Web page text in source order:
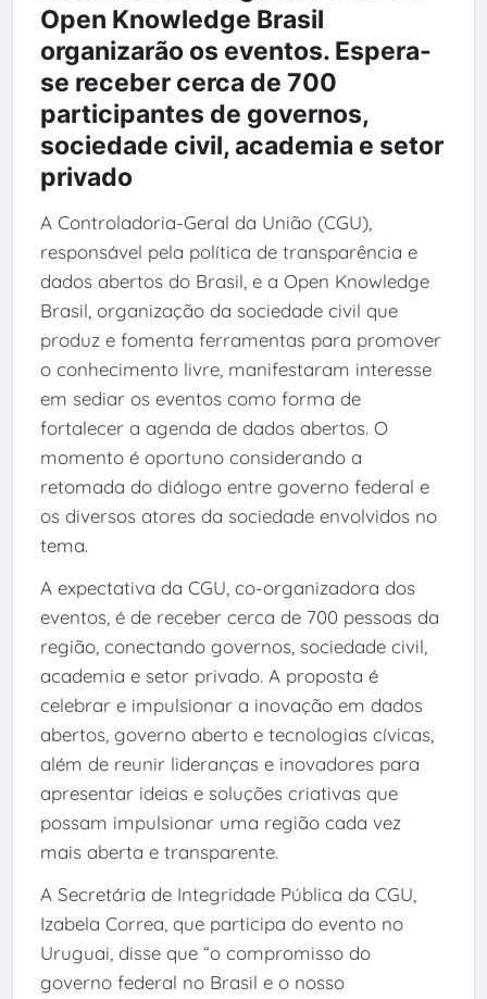
Open Knowledge Brasil
organizarão os eventos. Espera-
se receber cerca de 700
participantes de governos,
sociedade civil, academia e setor
privado
A Controladoria-Geral da União (CGU),
responsável pela política de transparência e
dados abertos do Brasil, e a Open Knowledge
Brasil, organização da sociedade civil que
produz e fomenta ferramentas para promover
o conhecimento livre, manifestaram interesse
em sediar os eventos como forma de
fortalecer a agenda de dados abertos. O
momento é oportuno considerando a
retomada do diálogo entre governo federal e
os diversos atores da sociedade envolvidos no
tema.
A expectativa da CGU, co-organizadora dos
eventos, é de receber cerca de 700 pessoas da
região, conectando governos, sociedade civil,
academia e setor privado. A proposta é
celebrar e impulsionar a inovação em dados
abertos, governo aberto e tecnologias cívicas,
além de reunir lideranças e inovadores para
apresentar ideias e soluções criativas que
possam impulsionar uma região cada vez
mais aberta e transparente.
A Secretária de Integridade Pública da CGU,
Izabela Correa, que participa do evento no
Uruguai, disse que “o compromisso do
governo federal no Brasil e o nosso